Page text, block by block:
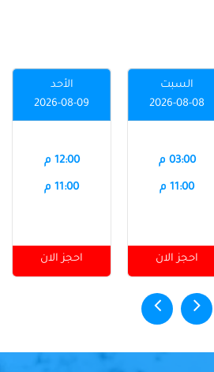
السبت
2026-08-08
03:00 م
11:00 م
احجز الان
الأحد
2026-08-09
12:00 م
11:00 م
احجز الان